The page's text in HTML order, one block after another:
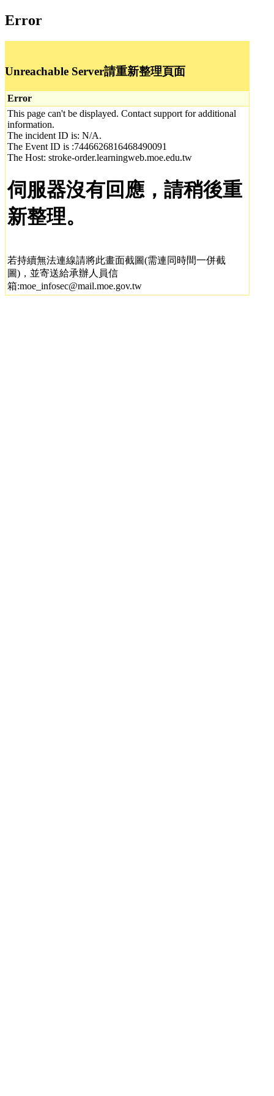
Error
Unreachable Server請重新整理頁面
Error
This page can't be displayed. Contact support for additional
information.
The incident ID is: N/A.
The Event ID is :7446626816468490091
The Host: stroke-order.learningweb.moe.edu.tw
伺服器沒有回應，請稍後重
新整理。
若持續無法連線請將此畫面截圖(需連同時間一併截
圖)，並寄送給承辦人員信
箱:moe_infosec@mail.moe.gov.tw